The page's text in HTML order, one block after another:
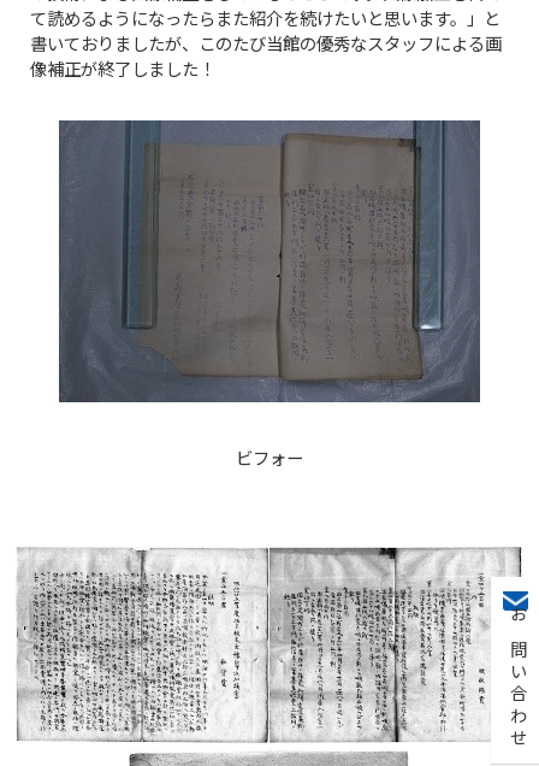
お問い合わせ
て読めるようになったらまた紹介を続けたいと思います。」と
書いておりましたが、このたび当館の優秀なスタッフによる画
像補正が終了しました！
ビフォー